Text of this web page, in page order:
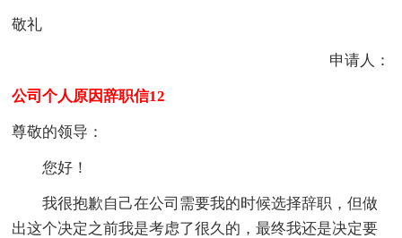
敬礼
申请人：
公司个人原因辞职信12
尊敬的领导：
您好！
我很抱歉自己在公司需要我的时候选择辞职，但做
出这个决定之前我是考虑了很久的，最终我还是决定要